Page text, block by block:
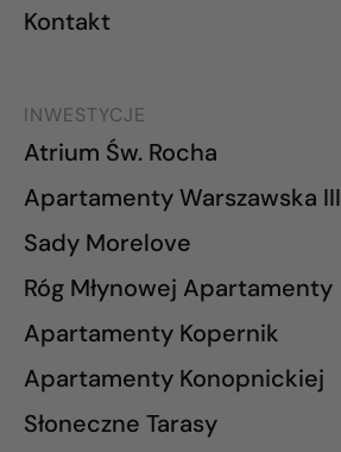
Kontakt
INWESTYCJE
Atrium Św. Rocha
Apartamenty Warszawska III
Sady Morelove
Róg Młynowej Apartamenty
Apartamenty Kopernik
Apartamenty Konopnickiej
Słoneczne Tarasy